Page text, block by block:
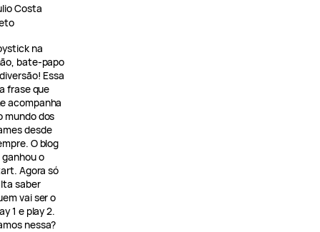
Costa
na
bate-papo
Essa
frase que
acompanha
mundo dos
desde
O blog
ganhou o
Agora só
saber
vai ser o
1 e play 2.
nessa?